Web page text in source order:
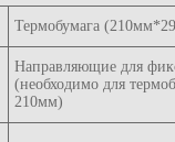
Термобумага
Направляющие для
(необходимо для
210мм)